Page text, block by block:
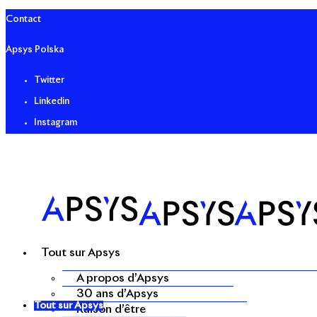
Contact
Apsys Polska
Twitter
Linkedin
Instagram
Tout sur Apsys
A propos d’Apsys
30 ans d’Apsys
Raison d’être
Tout sur Apsys